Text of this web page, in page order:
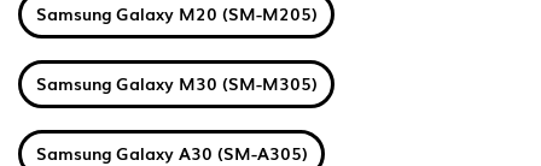
Samsung Galaxy M20 (SM-M205)
Samsung Galaxy M30 (SM-M305)
Samsung Galaxy A30 (SM-A305)